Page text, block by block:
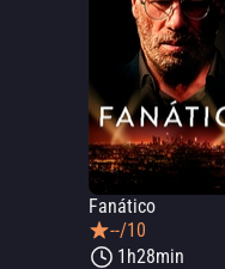
Fanático
--/10
1h28min